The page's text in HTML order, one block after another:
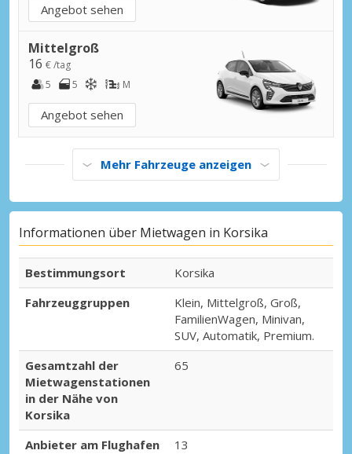
Angebot sehen
Mittelgroß
16 € /tag
5
5 M
Angebot sehen
Mehr Fahrzeuge anzeigen
Informationen über Mietwagen in Korsika
Bestimmungsort
Korsika
Fahrzeuggruppen
Klein, Mittelgroß, Groß,
FamilienWagen, Minivan,
SUV, Automatik, Premium.
Gesamtzahl der
Mietwagenstationen
in der Nähe von
Korsika
65
Anbieter am Flughafen
13